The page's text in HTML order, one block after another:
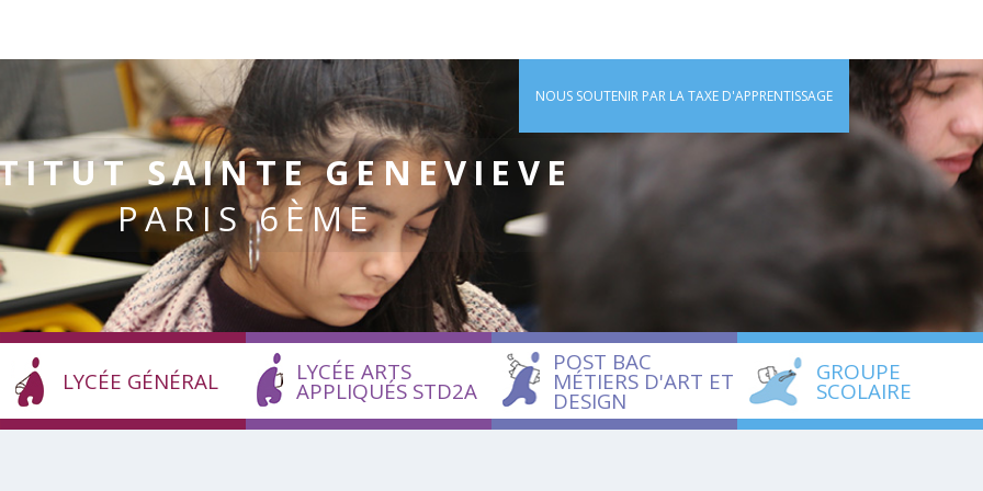
SAINTE GENEVIEVE
PARIS 6ÈME
NOUS SOUTENIR PAR LA TAXE D'APPRENTISSAGE
LYCÉE GÉNÉRAL LYCÉE ARTS
APPLIQUÉS STD2A
POST BAC
MÉTIERS D'ART ET
DESIGN
GROUPE
SCOLAIRE